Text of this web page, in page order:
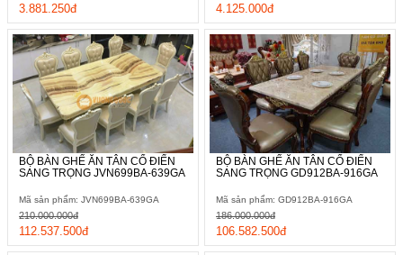
3.881.250đ 4.125.000đ
BỘ BÀN GHẾ ĂN TÂN CỔ ĐIỂN
SANG TRỌNG JVN699BA-639GA
Mã sản phẩm: JVN699BA-639GA
112.537.500đ
210.000.000đ
BỘ BÀN GHẾ ĂN TÂN CỔ ĐIỂN
SANG TRỌNG GD912BA-916GA
Mã sản phẩm: GD912BA-916GA
106.582.500đ
186.000.000đ